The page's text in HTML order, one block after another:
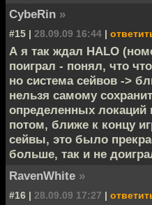
CybeRin »
#15 | 28.09.09 16:44 |
А я так ждал HALO
поиграл - понял, что
но система сейвов ->
нельзя самому
определенных локаций
потом, ближе к концу
сейвы, это было
больше, так и не
RavenWhite »
#16 | 28.09.09 17:27 |